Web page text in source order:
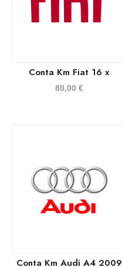
Conta Km Fiat 16 x
80,00 €
Conta Km Audi A4 2009